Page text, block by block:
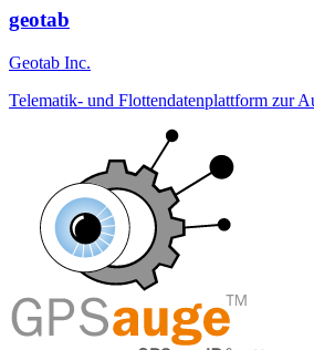
geotab
Geotab Inc.
Telematik- und Flottendatenplattform zur